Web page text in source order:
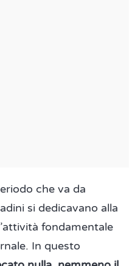
che va da
si dedicavano alla
fondamentale
In questo